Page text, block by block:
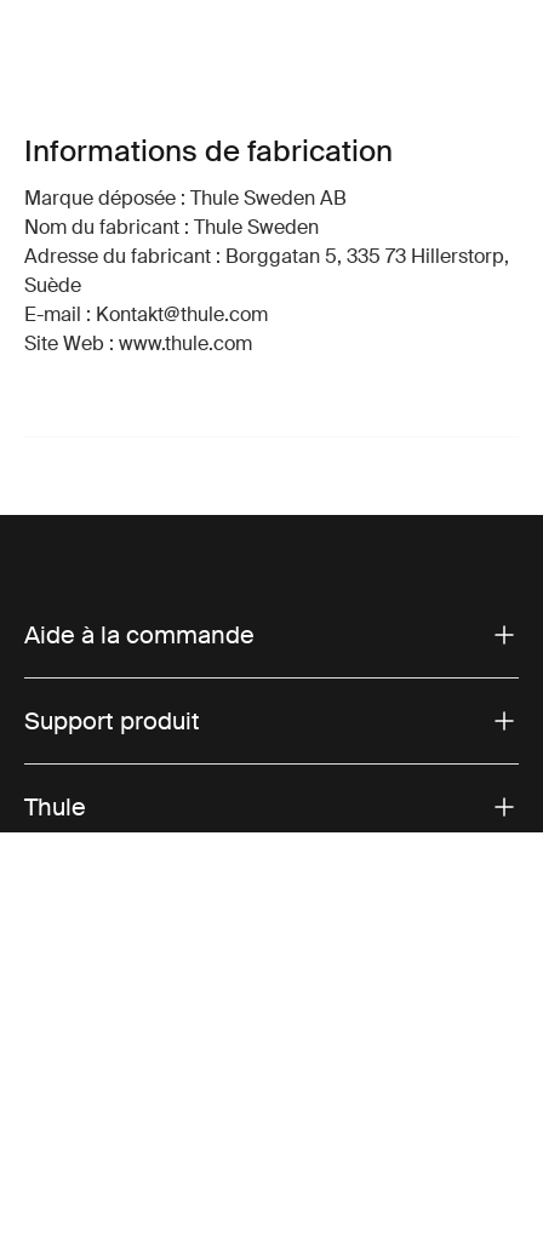
Informations de fabrication
Marque déposée : Thule Sweden AB
Nom du fabricant : Thule Sweden
Adresse du fabricant : Borggatan 5, 335 73 Hillerstorp,
Suède
E-mail : Kontakt@thule.com
Site Web : www.thule.com
Aide à la commande
Support produit
Thule